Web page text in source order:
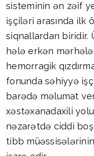
sisteminin ən zəif
işçiləri arasında ilk
siqnallardan biridir.
hələ erkən
hemorragik
fonunda səhiyyə
barədə məlumat
xəstəxanadaxili
nəzarətdə ciddi
tibb